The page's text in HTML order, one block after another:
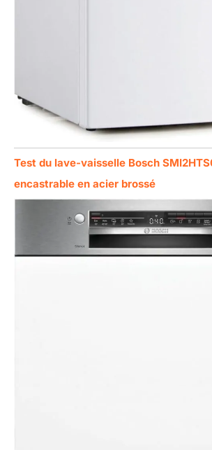
Test du lave-vaisselle Bosch
encastrable en acier brossé